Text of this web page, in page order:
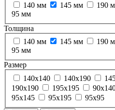
140 мм
145 мм 190
95 мм
Толщина
140 мм
145 мм 190
95 мм
Размер
140х140
140х190
190х190
195х195
95х145
95х195 95х95